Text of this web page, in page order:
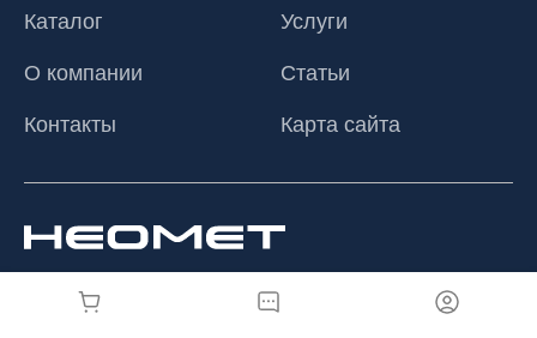
Каталог
Услуги
О компании
Статьи
Контакты
Карта сайта
© 2026 ООО «Неомет», Все права защищены